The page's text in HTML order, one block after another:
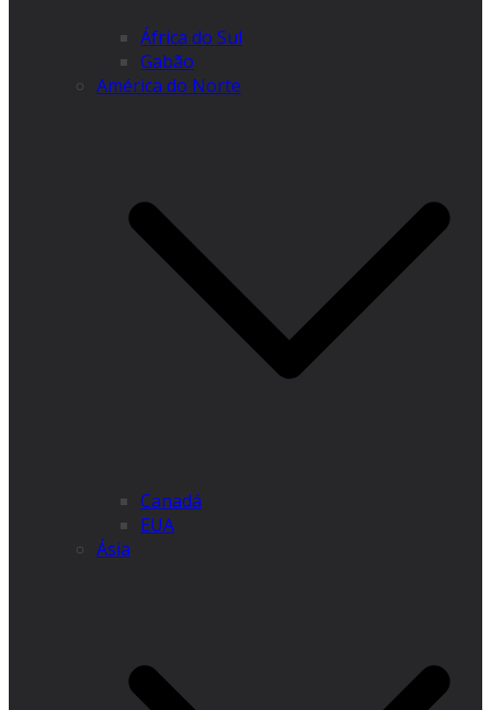
África do Sul
Gabão
América do Norte
Canadá
EUA
Ásia